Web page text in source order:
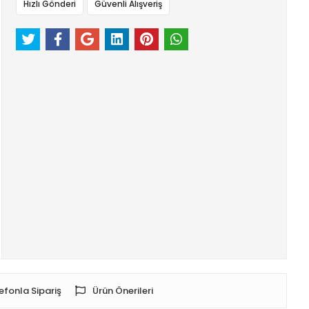
Hızlı Gönderi Güvenli Alışveriş
Sipariş Ürün Önerileri